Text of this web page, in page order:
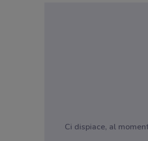
Ci dispiace, al